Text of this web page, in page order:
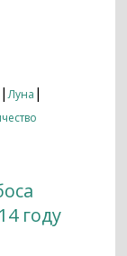
|Луна |
году